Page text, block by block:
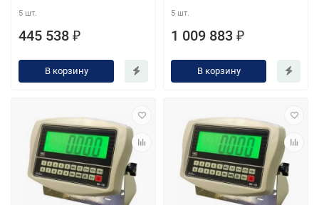
5 шт.
445 538 ₽
В корзину
5 шт.
1 009 883 ₽
В корзину